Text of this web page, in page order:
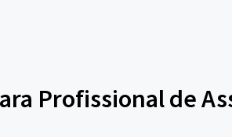
Profissional de